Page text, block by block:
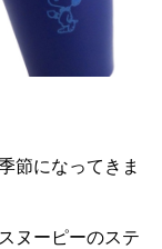
節になってきま
ヌーピーのステ